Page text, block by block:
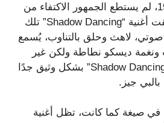
الرباعية. في عام 1978، لم يستطع الجمهور الاكتفاء من
صوت البي جيز، وحققت أغنية “Shadow Dancing” تلك
صوتي، لاهث وحلق بالتناوب، يُسمع
ديسكو نطاطة ولكن غير
مزعجة، تلتزم أغنية “Shadow Dancing” بشكل وثيق جدًا
جيز.
في صيغة كما كانت، تظل أغنية